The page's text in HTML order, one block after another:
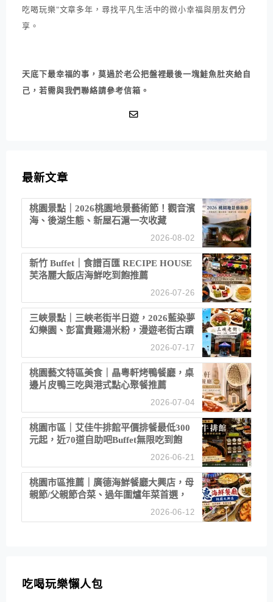
吃喝玩樂"文章多年，尋找平凡生活中的微小幸福與朋友們分
享。
天底下最幸福的事，莫過於老公把盤裡最後一塊鮭魚肚夾給自
己，若需與我們聯絡請參考信箱。
最新文章
桃園景點｜2026桃園地景藝術節！觀音濱
海、後湖生態、新屋石滬一次收藏
2026-08-02
新竹 Buffet｜食譜百匯 RECIPE HOUSE
芙洛麗大飯店海鮮吃到飽推薦
2026-07-26
三峽景點｜三峽老街半日遊，2026藍染夢
幻樂園、彭富貴雞湯米粉，漫遊老街古蹟
2026-07-17
桃園藝文特區美食｜晶粵軒烤鴨餐廳，桌
邊片皮鴨三吃與港式點心聚餐推薦
2026-07-04
桃園市區｜艾佳牛排館平價排餐最低300
元起，近70道自助吧Buffet無限吃到飽
2026-06-21
桃園市區推薦｜廣德海鮮餐廳大興店，母
親節/父親節合菜、過年圍爐年菜首選，
2026-06-12
吃喝玩樂懶人包